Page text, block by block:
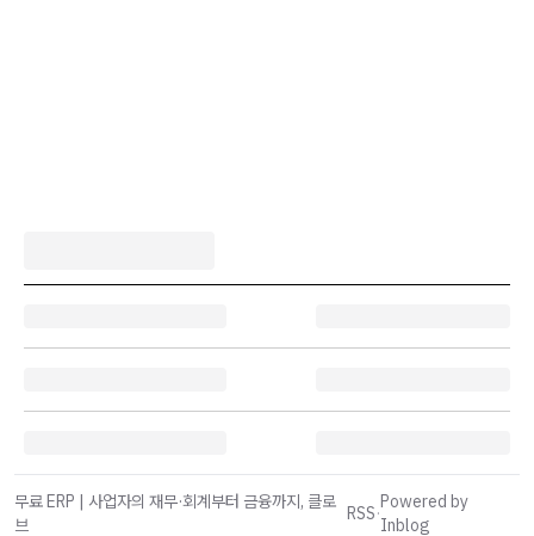
무료 ERP | 사업자의 재무·회계부터 금융까지, 클로
브
RSS·
Powered by
Inblog